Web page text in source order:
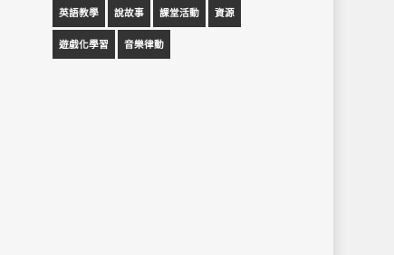
英語教學 說故事 課堂活動 資源
遊戲化學習 音樂律動